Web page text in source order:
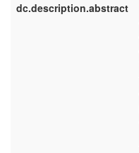
dc.description.abstract